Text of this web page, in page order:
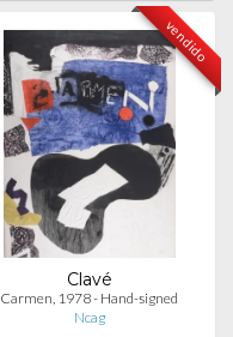
vendido
Clavé
Carmen, 1978 - Hand-signed
Ncag